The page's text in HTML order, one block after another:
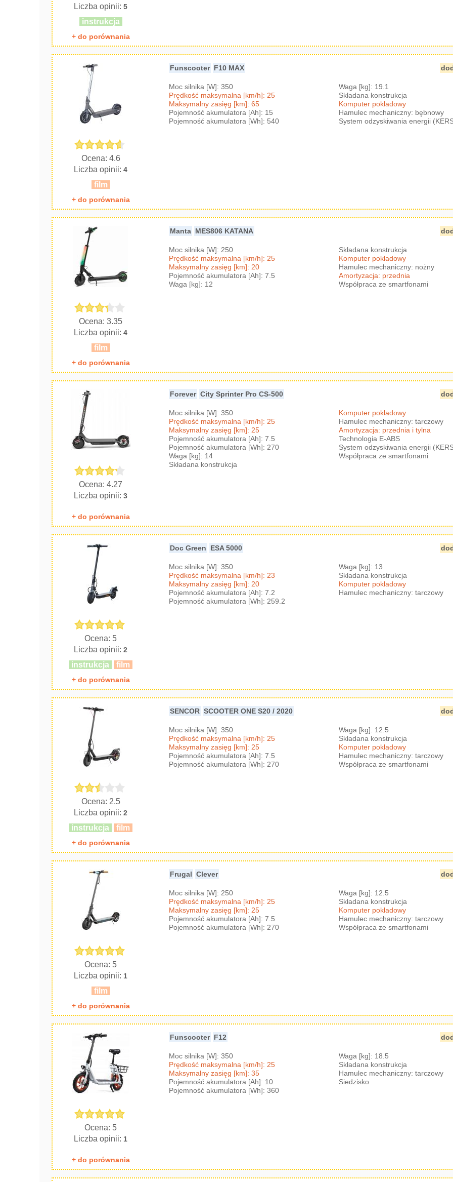
Liczba opinii:5
instrukcja
+ do porównania
Funscooter F10 MAX
Ocena: 4.6
Liczba opinii:4
film
Moc silnika [W]: 350
Prędkość maksymalna [km/h]: 25
Maksymalny zasięg [km]: 65
Pojemność akumulatora [Ah]: 15
Pojemność akumulatora [Wh]: 540
Waga [kg]: 19.1
Składana konstrukcja
Komputer pokładowy
Hamulec mechaniczny: bębnowy
System odzyskiwania energii
+ do porównania
Manta MES806 KATANA
Ocena: 3.35
Liczba opinii:4
film
Moc silnika [W]: 250
Prędkość maksymalna [km/h]: 25
Maksymalny zasięg [km]: 20
Pojemność akumulatora [Ah]: 7.5
Waga [kg]: 12
Składana konstrukcja
Komputer pokładowy
Hamulec mechaniczny: nożny
Amortyzacja: przednia
Współpraca ze smartfonami
+ do porównania
Forever City Sprinter Pro CS-500
Ocena: 4.27
Liczba opinii:3
Moc silnika [W]: 350
Prędkość maksymalna [km/h]: 25
Maksymalny zasięg [km]: 25
Pojemność akumulatora [Ah]: 7.5
Pojemność akumulatora [Wh]: 270
Waga [kg]: 14
Składana konstrukcja
Komputer pokładowy
Hamulec mechaniczny: tarczowy
Amortyzacja: przednia i tylna
Technologia E-ABS
System odzyskiwania energii
Współpraca ze smartfonami
+ do porównania
Doc Green ESA 5000
Ocena: 5
Liczba opinii:2
instrukcja film
Moc silnika [W]: 350
Prędkość maksymalna [km/h]: 23
Maksymalny zasięg [km]: 20
Pojemność akumulatora [Ah]: 7.2
Pojemność akumulatora [Wh]: 259.2
Waga [kg]: 13
Składana konstrukcja
Komputer pokładowy
Hamulec mechaniczny: tarczowy
+ do porównania
SENCOR SCOOTER ONE S20 / 2020
Ocena: 2.5
Liczba opinii:2
instrukcja film
Moc silnika [W]: 350
Prędkość maksymalna [km/h]: 25
Maksymalny zasięg [km]: 25
Pojemność akumulatora [Ah]: 7.5
Pojemność akumulatora [Wh]: 270
Waga [kg]: 12.5
Składana konstrukcja
Komputer pokładowy
Hamulec mechaniczny: tarczowy
Współpraca ze smartfonami
+ do porównania
Frugal Clever
Ocena: 5
Liczba opinii: 1
film
Moc silnika [W]: 250
Prędkość maksymalna [km/h]: 25
Maksymalny zasięg [km]: 25
Pojemność akumulatora [Ah]: 7.5
Pojemność akumulatora [Wh]: 270
Waga [kg]: 12.5
Składana konstrukcja
Komputer pokładowy
Hamulec mechaniczny: tarczowy
Współpraca ze smartfonami
+ do porównania
Funscooter F12
Ocena: 5
Liczba opinii: 1
Moc silnika [W]: 350
Prędkość maksymalna [km/h]: 25
Maksymalny zasięg [km]: 35
Pojemność akumulatora [Ah]: 10
Pojemność akumulatora [Wh]: 360
Waga [kg]: 18.5
Składana konstrukcja
Hamulec mechaniczny: tarczowy
Siedzisko
+ do porównania